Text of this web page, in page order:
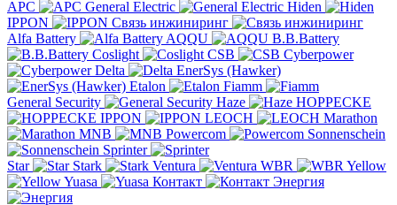
APC
General Electric
Hiden
IPPON
Связь инжиниринг
Alfa Battery
AQQU
B.B.Battery
Coslight
CSB
Cyberpower
Delta
EnerSys (Hawker)
Etalon
Fiamm
General Security
Haze
HOPPECKE
IPPON
LEOCH
Marathon
MNB
Powercom
Sonnenschein
Sprinter
Star
Stark Ventura WBR
Yellow
Yuasa
Контакт Энергия